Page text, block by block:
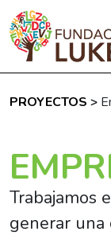
Skip to main content
PROYECTOS >
Trabajamos
generar